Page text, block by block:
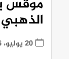
موقس
الذهبي
20 يوليو، 2026